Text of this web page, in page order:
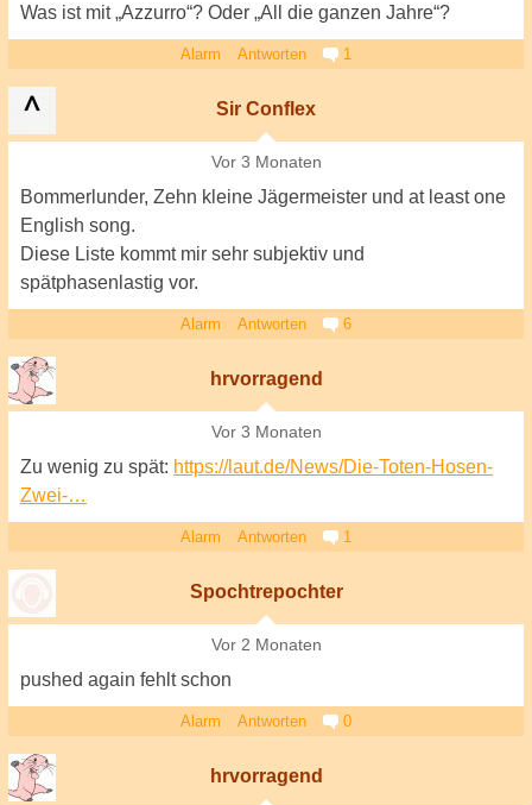
Was ist mit „Azzurro“? Oder „All die ganzen Jahre“?
Alarm Antworten 1
Sir Conflex
Vor 3 Monaten
Bommerlunder, Zehn kleine Jägermeister und at least one
English song.
Diese Liste kommt mir sehr subjektiv und
spätphasenlastig vor.
Alarm Antworten 6
hrvorragend
Vor 3 Monaten
Zu wenig zu spät: https://laut.de/News/Die-Toten-Hosen-
Zwei-…
Alarm Antworten 1
Spochtrepochter
Vor 2 Monaten
pushed again fehlt schon
Alarm Antworten 0
hrvorragend